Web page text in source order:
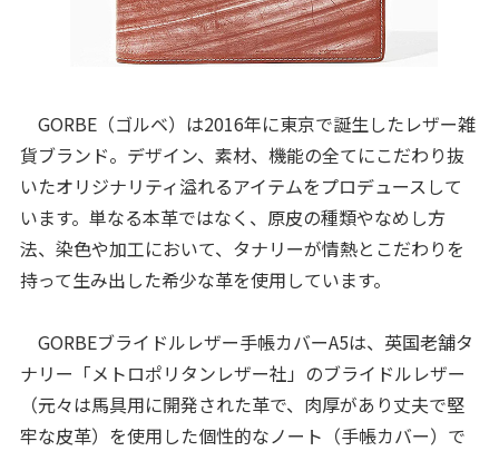
GORBE（ゴルベ）は2016年に東京で誕生したレザー雑
貨ブランド。デザイン、素材、機能の全てにこだわり抜
いたオリジナリティ溢れるアイテムをプロデュースして
います。単なる本革ではなく、原皮の種類やなめし方
法、染色や加工において、タナリーが情熱とこだわりを
持って生み出した希少な革を使用しています。
GORBEブライドルレザー手帳カバーA5は、英国老舗タ
ナリー「メトロポリタンレザー社」のブライドルレザー
（元々は馬具用に開発された革で、肉厚があり丈夫で堅
牢な皮革）を使用した個性的なノート（手帳カバー）で